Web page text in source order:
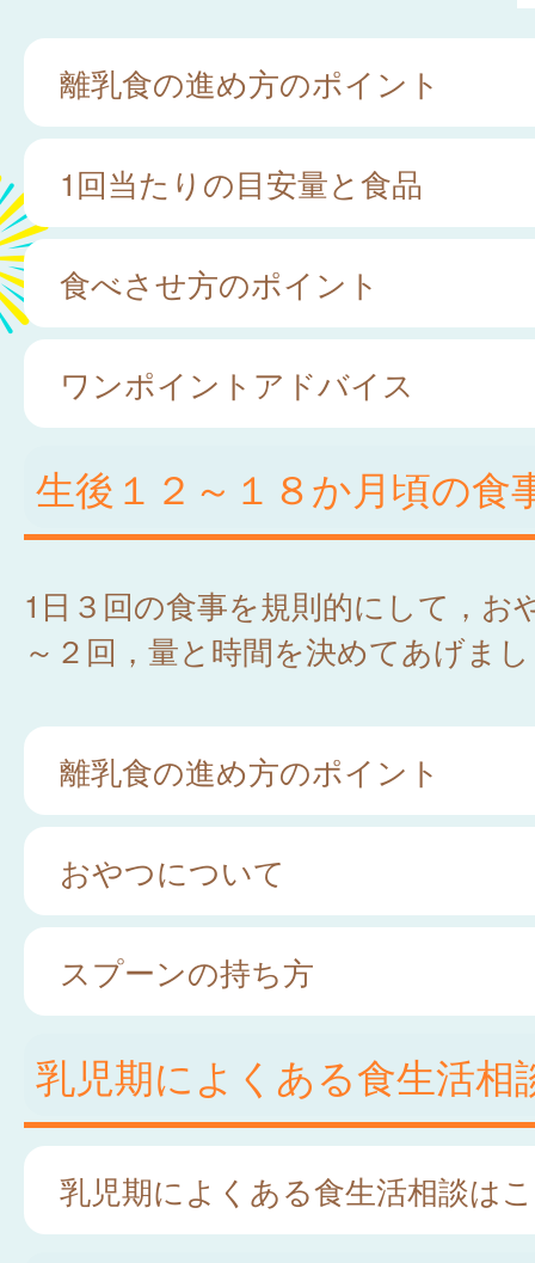
離乳食の進め方のポイント
1回当たりの目安量と食品
食べさせ方のポイント
ワンポイントアドバイス
生後１２～１８か月頃の食
1日３回の食事を規則的にして，お
～２回，量と時間を決めてあげま
離乳食の進め方のポイント
おやつについて
スプーンの持ち方
乳児期によくある食生活相
乳児期によくある食生活相談は